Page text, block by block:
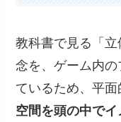
教科書で見る「
念を、ゲーム内
ているため、平
空間を頭の中で